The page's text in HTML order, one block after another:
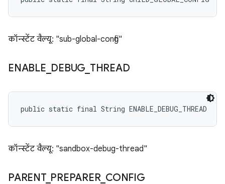
कॉन्स्टेंट वैल्यू: "sub-global-config"
ENABLE DEBUG THREAD
public static final String ENABLE_DEBUG_THREAD
कॉन्स्टेंट वैल्यू: "sandbox-debug-thread"
PARENT_ PREPARER_ CONFIG